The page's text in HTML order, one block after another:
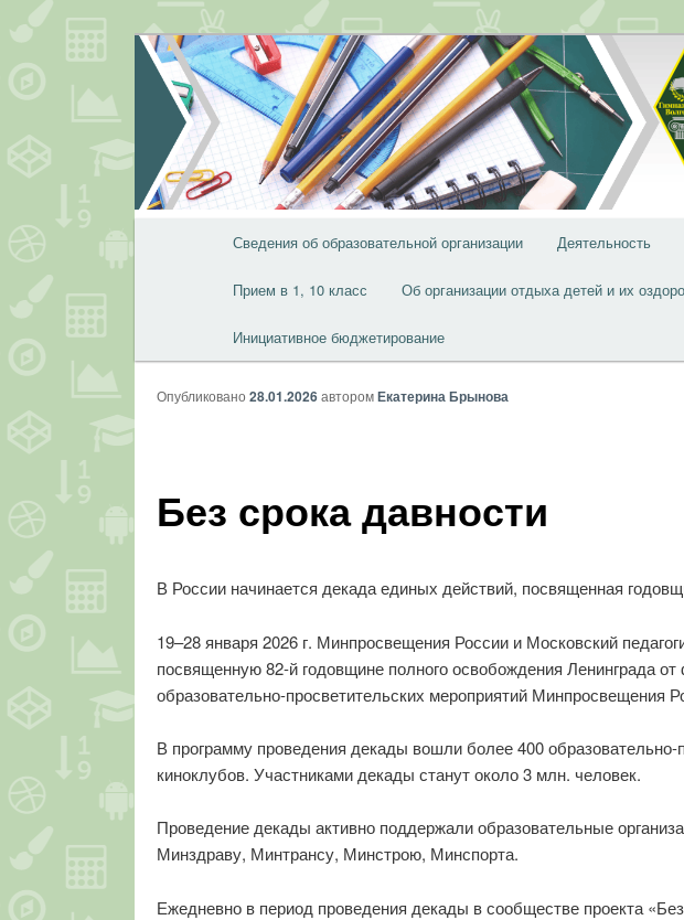
Перейти
к
основному
содержимому
Сведения об образовательной организации Деятельность
Прием в 1, 10 класс Об организации отдыха детей и их
Инициативное бюджетирование
Без срока давности
Опубликовано 28.01.2026авторомЕкатерина Брынова
В России начинается декада единых действий, посвященная
19–28 января 2026 г. Минпросвещения России и Московский
посвященную 82-й годовщине полного освобождения Ленинграда
образовательно-просветительских мероприятий Минпросвещения
В программу проведения декады вошли более 400
киноклубов. Участниками декады станут около 3 млн. человек.
Проведение декады активно поддержали образовательные
Минздраву, Минтрансу, Минстрою, Минспорта.
Ежедневно в период проведения декады в сообществе проекта